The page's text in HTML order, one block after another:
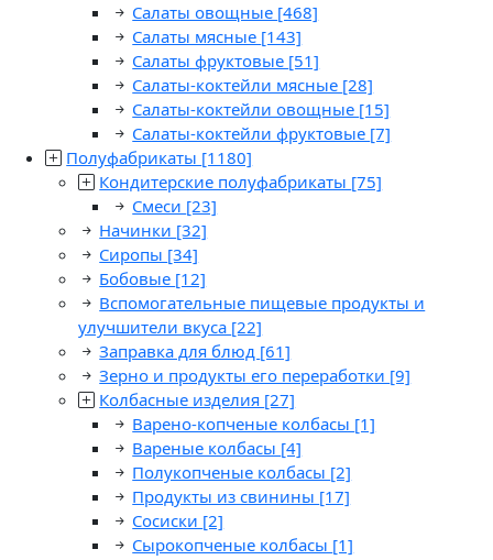
Салаты овощные [468]
Салаты мясные [143]
Салаты фруктовые [51]
Салаты-коктейли мясные [28]
Салаты-коктейли овощные [15]
Салаты-коктейли фруктовые [7]
Полуфабрикаты [1180]
Кондитерские полуфабрикаты [75]
Смеси [23]
Начинки [32]
Сиропы [34]
Бобовые [12]
Вспомогательные пищевые продукты и
улучшители вкуса [22]
Заправка для блюд [61]
Зерно и продукты его переработки [9]
Колбасные изделия [27]
Варено-копченые колбасы [1]
Вареные колбасы [4]
Полукопченые колбасы [2]
Продукты из свинины [17]
Сосиски [2]
Сырокопченые колбасы [1]